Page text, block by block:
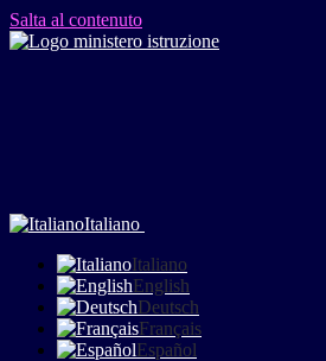
Salta al contenuto
Italiano
Italiano
English
Deutsch
Français
Español